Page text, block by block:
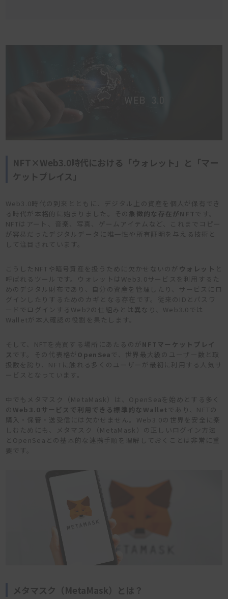
NFT×Web3.0時代における「ウォレット」と「マー
ケットプレイス」
Web3.0時代の到来とともに、デジタル上の資産を個人が保有でき
る時代が本格的に始まりました。その 象徴的な存在がNFT です。
NFTはアート、音楽、写真、ゲームアイテムなど、これまでコピー
が容易だったデジタルデータに唯一性や所有証明を与える技術と
して注目されています。
こうしたNFTや暗号資産を扱うために欠かせないのが ウォレット と
呼ばれるツールです。ウォレットはWeb3.0サービスを利用するた
めのデジタル財布であり、自分の資産を管理したり、サービスにロ
グインしたりするためのカギとなる存在です。従来のIDとパスワ
ードでログインするWeb2の仕組みとは異なり、Web3.0では
Walletが本人確認の役割を果たします。
そして、NFTを売買する場所にあたるのが NFTマーケットプレイ
ス です。その代表格が OpenSea で、世界最大級のユーザー数と取
扱数を誇り、NFTに触れる多くのユーザーが最初に利用する人気サ
ービスとなっています。
中でもメタマスク（MetaMask）は、OpenSeaを始めとする多く
の Web3.0サービスで利用できる標準的なWallet であり、NFTの
購入・保管・送受信には欠かせません。Web3.0の世界を安全に楽
しむためにも、メタマスク（MetaMask）の正しいログイン方法
とOpenSeaとの基本的な連携手順を理解しておくことは非常に重
要です。
メタマスク（MetaMask）とは？